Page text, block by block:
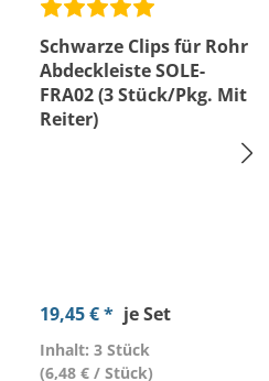
Schwarze Clips für Rohr
Abdeckleiste SOLE-
FRA02 (3 Stück/Pkg. Mit
Reiter)
19,45 € * je Set
Inhalt: 3 Stück
(6,48 € / Stück)